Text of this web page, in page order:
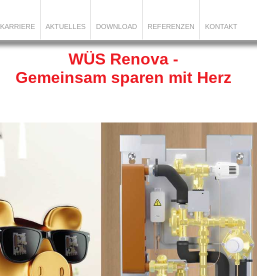
KARRIERE AKTUELLES DOWNLOAD REFERENZEN KONTAKT
WÜS Renova -
Gemeinsam sparen mit Herz